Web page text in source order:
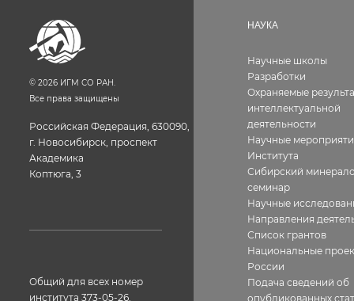
© 2026 ИГМ СО РАН.
Все права защищены
Российская Федерация, 630090,
г. Новосибирск, проспект
Академика
Коптюга, 3
Общий для всех номер
института 373-05-26.
НАУКА
Научные школы
Разработки
Охраняемые
интеллектуальной
деятельности
Научные
Института
Сибирский
семинар
Научные
Направления
Список грантов
Национальные
России
Подача сведений об
опубликованных